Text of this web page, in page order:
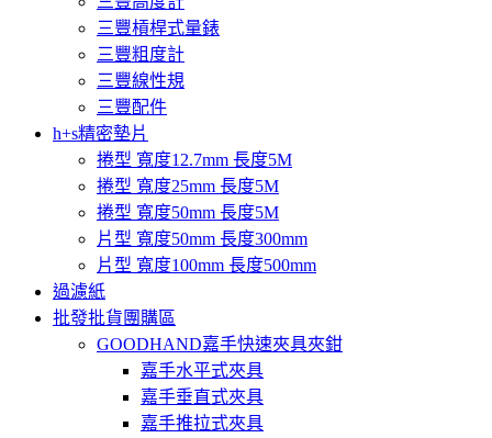
三豐槓桿式量錶
三豐粗度計
三豐線性規
三豐配件
h+s精密墊片
捲型 寬度12.7mm 長度5M
捲型 寬度25mm 長度5M
捲型 寬度50mm 長度5M
片型 寬度50mm 長度300mm
片型 寬度100mm 長度500mm
過濾紙
批發批貨團購區
GOODHAND嘉手快速夾具夾鉗
嘉手水平式夾具
嘉手垂直式夾具
嘉手推拉式夾具